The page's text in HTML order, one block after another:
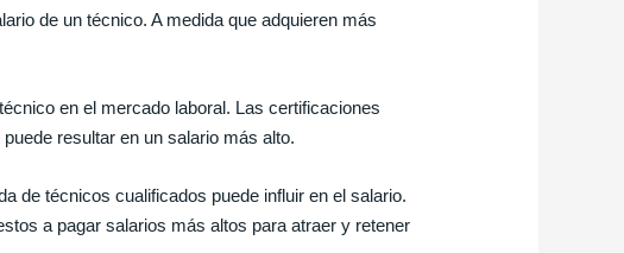
de un técnico. A medida que adquieren más
en el mercado laboral. Las certificaciones
resultar en un salario más alto.
de técnicos cualificados puede influir en el salario.
a pagar salarios más altos para atraer y retener